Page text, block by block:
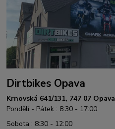
Dirtbikes Opava
Krnovská 641/131, 747 07 Opava
Pondělí - Pátek : 8:30 - 17:00
Sobota : 8:30 - 12:00